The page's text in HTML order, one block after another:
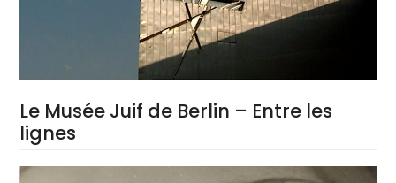
Le Musée Juif de Berlin – Entre les
lignes